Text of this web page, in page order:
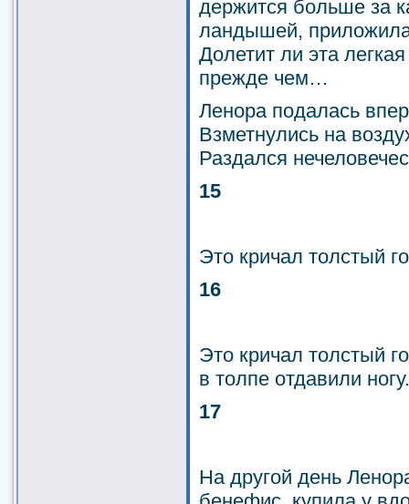
держится больше за
ландышей,
Долетит ли эта
прежде чем…
Ленора подалась
Взметнулись на
Раздался
15
Это кричал толстый
16
Это кричал толстый
в толпе отдавили ногу.
17
На другой день